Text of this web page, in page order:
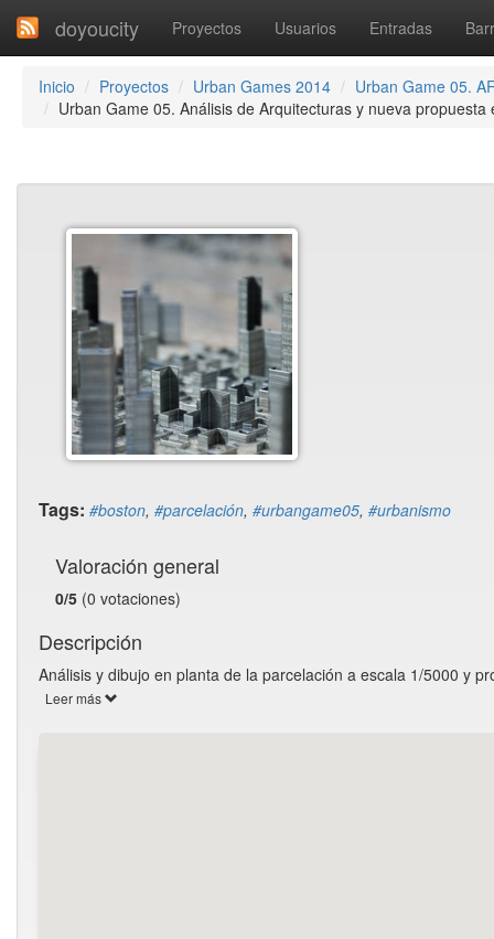
doyoucity Proyectos Usuarios Entradas
Inicio Proyectos Urban Games 2014
Urban Game 05.
Urban Game 05. Análisis de Arquitecturas y nueva propuesta
Tags: #boston, #parcelación, #urbangame05, #urbanismo
Valoración general
0/5 (0 votaciones)
Descripción
Análisis y dibujo en planta de la parcelación a escala 1/5000 y
Leer más